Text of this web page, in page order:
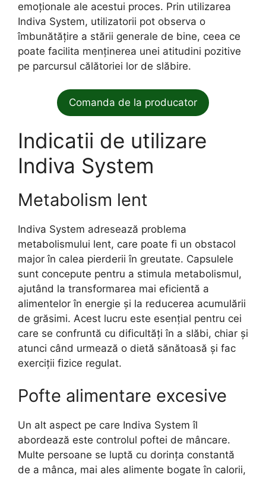
emoționale ale acestui proces. Prin utilizarea
Indiva System, utilizatorii pot observa o
îmbunătățire a stării generale de bine, ceea ce
poate facilita menținerea unei atitudini pozitive
pe parcursul călătoriei lor de slăbire.
Comanda de la producator
Indicatii de utilizare
Indiva System
Metabolism lent
Indiva System adresează problema
metabolismului lent, care poate fi un obstacol
major în calea pierderii în greutate. Capsulele
sunt concepute pentru a stimula metabolismul,
ajutând la transformarea mai eficientă a
alimentelor în energie și la reducerea acumulării
de grăsimi. Acest lucru este esențial pentru cei
care se confruntă cu dificultăți în a slăbi, chiar și
atunci când urmează o dietă sănătoasă și fac
exerciții fizice regulat.
Pofte alimentare excesive
Un alt aspect pe care Indiva System îl
abordează este controlul poftei de mâncare.
Multe persoane se luptă cu dorința constantă
de a mânca, mai ales alimente bogate în calorii,